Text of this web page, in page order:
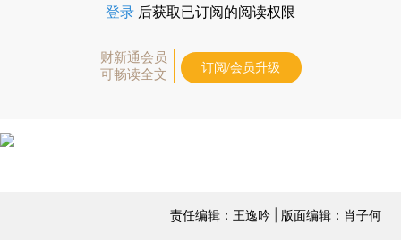
登录 后获取已订阅的阅读权限
财新通会员
可畅读全文
订阅/会员升级
责任编辑：王逸吟 | 版面编辑：肖子何